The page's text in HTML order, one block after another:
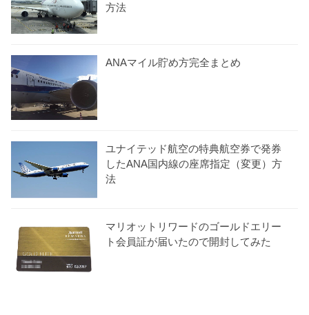
方法
ANAマイル貯め方完全まとめ
ユナイテッド航空の特典航空券で発券
したANA国内線の座席指定（変更）方
法
マリオットリワードのゴールドエリー
ト会員証が届いたので開封してみた